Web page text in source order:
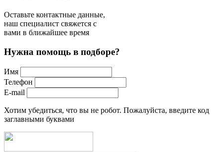
Оставьте контактные данные,
наш специалист свяжется с
вами в ближайшее время
Нужна помощь в подборе?
Имя
Телефон
E-mail
Хотим убедиться, что вы не робот. Пожалуйста, введите код
заглавными буквами